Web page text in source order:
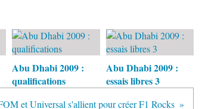
Abu Dhabi 2009 :
qualifications
Abu Dhabi 2009 :
essais libres 3
et Universal s'allient pour créer F1 Rocks